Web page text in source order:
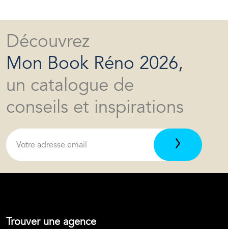
Découvrez
Mon Book Réno 2026,
un catalogue de
conseils et inspirations
Trouver une agence